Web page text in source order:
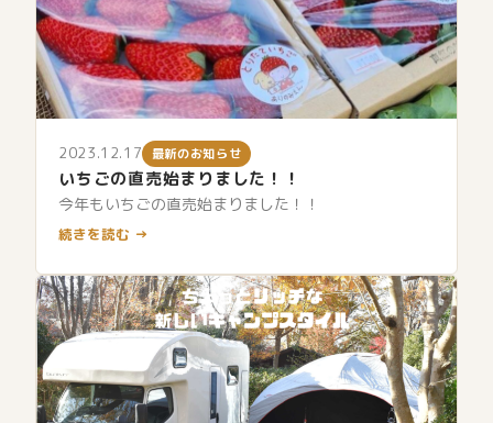
2023.12.17 最新のお知らせ
いちごの直売始まりました！！
今年もいちごの直売始まりました！！
続きを読む →